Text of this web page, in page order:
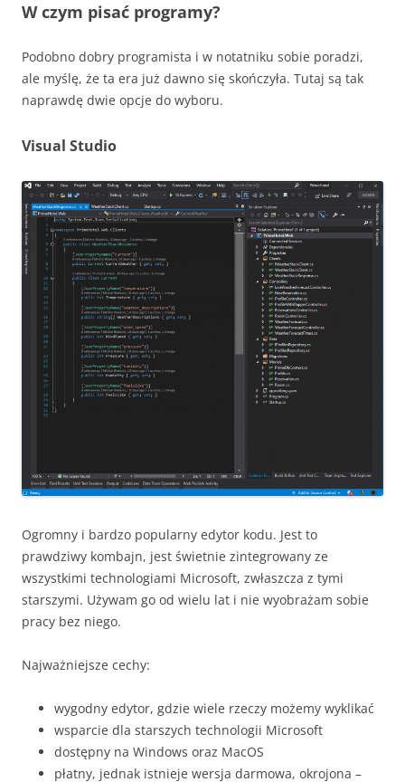
W czym pisać programy?
Podobno dobry programista i w notatniku sobie poradzi,
ale myślę, że ta era już dawno się skończyła. Tutaj są tak
naprawdę dwie opcje do wyboru.
Visual Studio
Ogromny i bardzo popularny edytor kodu. Jest to
prawdziwy kombajn, jest świetnie zintegrowany ze
wszystkimi technologiami Microsoft, zwłaszcza z tymi
starszymi. Używam go od wielu lat i nie wyobrażam sobie
pracy bez niego.
Najważniejsze cechy:
wygodny edytor, gdzie wiele rzeczy możemy wyklikać
wsparcie dla starszych technologii Microsoft
dostępny na Windows oraz MacOS
płatny, jednak istnieje wersja darmowa, okrojona –